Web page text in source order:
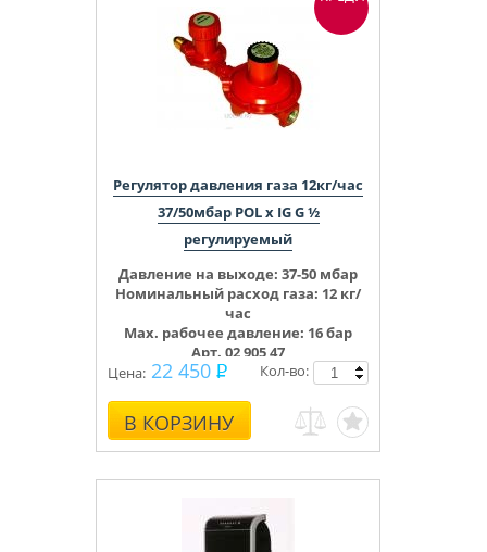
Регулятор давления газа 12кг/час
37/50мбар POL x IG G ½
регулируемый
Давление на выходе: 37-50 мбар
Номинальный расход газа: 12 кг/
час
Max. рабочее давление: 16 бар
Арт. 02 905 47
Цена: 22 450
В КОРЗИНУ
Кол-во: